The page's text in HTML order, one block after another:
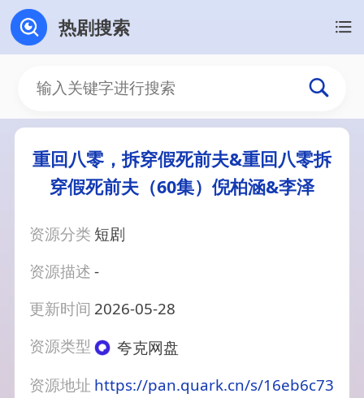
热剧搜索
重回八零，拆穿假死前夫&重回八零拆
穿假死前夫（60集）倪柏涵&李泽
资源分类 短剧
资源描述-
更新时间 2026-05-28
资源类型
夸克网盘
资源地址 https://pan.quark.cn/s/16eb6c73